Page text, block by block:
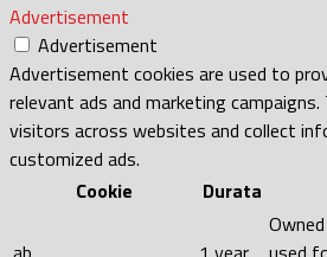
Advertisement
Advertisement
Advertisement cookies are used to
relevant ads and marketing
visitors across websites and collect
customized ads.
Cookie
Durata